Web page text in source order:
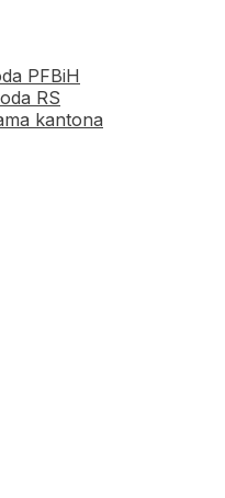
PFBiH
RS
kantona